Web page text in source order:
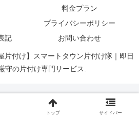
料金プラン
プライバシーポリシー
記
お問い合わせ
付け】スマートタウン片付け隊｜即日
守の片付け専門サービス.
トップ サイドバー